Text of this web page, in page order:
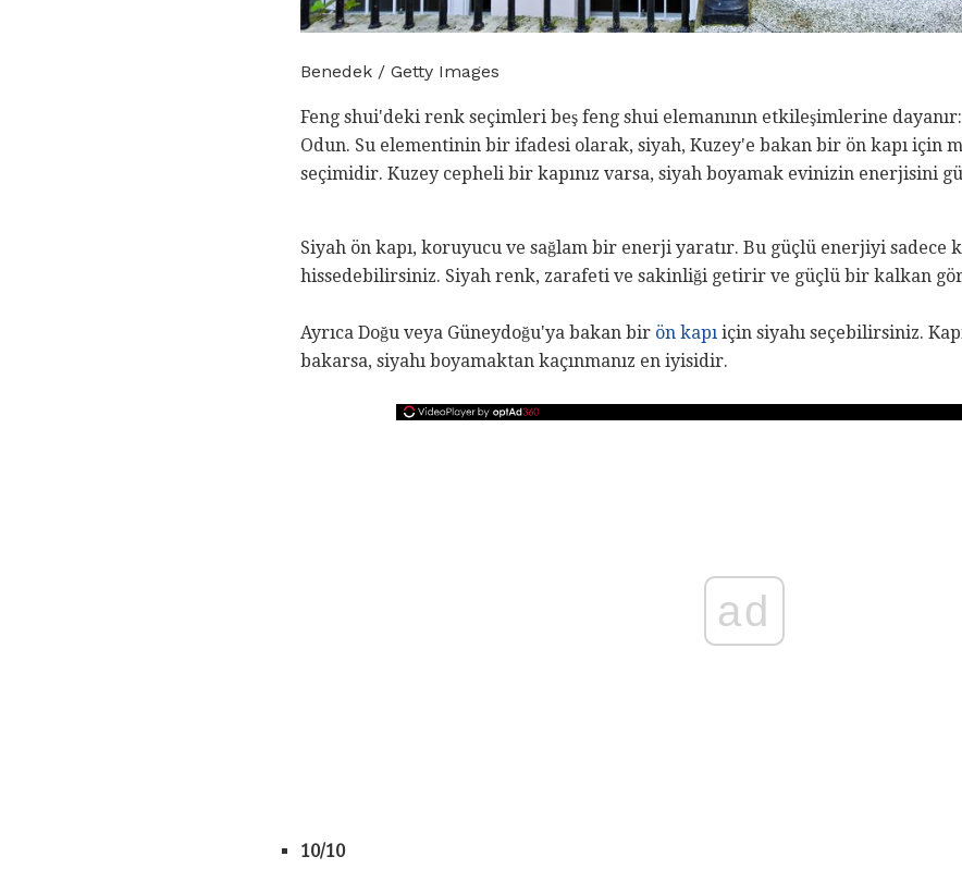
Benedek / Getty Images
Feng shui'deki renk seçimleri beş feng shui elemanının etkileşimlerine
Odun. Su elementinin bir ifadesi olarak, siyah, Kuzey'e bakan bir ön kapı için
seçimidir. Kuzey cepheli bir kapınız varsa, siyah boyamak evinizin enerjisini
Siyah ön kapı, koruyucu ve sağlam bir enerji yaratır. Bu güçlü enerjiyi sadece
hissedebilirsiniz. Siyah renk, zarafeti ve sakinliği getirir ve güçlü bir kalkan
Ayrıca Doğu veya Güneydoğu'ya bakan bir ön kapı için siyahı seçebilirsiniz.
bakarsa, siyahı boyamaktan kaçınmanız en iyisidir.
ad
10/10